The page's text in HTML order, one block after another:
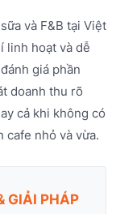
và F&B tại Việt
linh hoạt và dễ
giá phần
doanh thu rõ
cả khi không có
cafe nhỏ và vừa.
GIẢI PHÁP